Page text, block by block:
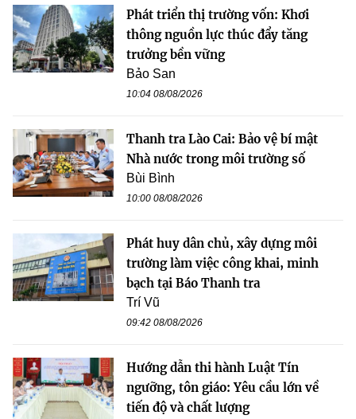
Phát triển thị trường vốn: Khơi
thông nguồn lực thúc đẩy tăng
trưởng bền vững
Bảo San
10:04 08/08/2026
Thanh tra Lào Cai: Bảo vệ bí mật
Nhà nước trong môi trường số
Bùi Bình
10:00 08/08/2026
Phát huy dân chủ, xây dựng môi
trường làm việc công khai, minh
bạch tại Báo Thanh tra
Trí Vũ
09:42 08/08/2026
Hướng dẫn thi hành Luật Tín
ngưỡng, tôn giáo: Yêu cầu lớn về
tiến độ và chất lượng